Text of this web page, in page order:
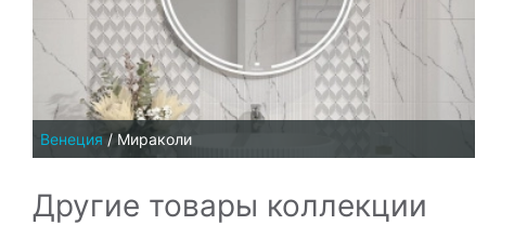
Венеция / Мираколи
Другие товары коллекции